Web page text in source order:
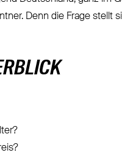
Denn die Frage stellt